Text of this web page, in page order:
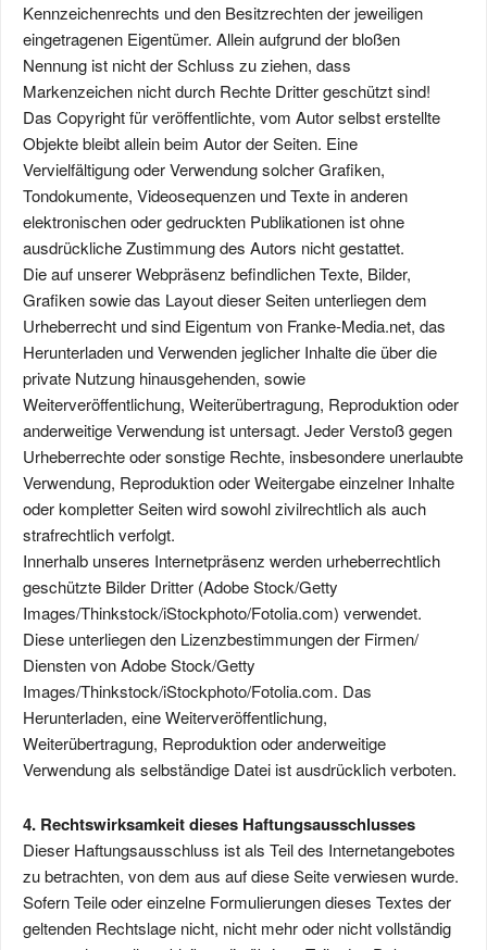
Kennzeichenrechts und den Besitzrechten der jeweiligen
eingetragenen Eigentümer. Allein aufgrund der bloßen
Nennung ist nicht der Schluss zu ziehen, dass
Markenzeichen nicht durch Rechte Dritter geschützt sind!
Das Copyright für veröffentlichte, vom Autor selbst erstellte
Objekte bleibt allein beim Autor der Seiten. Eine
Vervielfältigung oder Verwendung solcher Grafiken,
Tondokumente, Videosequenzen und Texte in anderen
elektronischen oder gedruckten Publikationen ist ohne
ausdrückliche Zustimmung des Autors nicht gestattet.
Die auf unserer Webpräsenz befindlichen Texte, Bilder,
Grafiken sowie das Layout dieser Seiten unterliegen dem
Urheberrecht und sind Eigentum von Franke-Media.net, das
Herunterladen und Verwenden jeglicher Inhalte die über die
private Nutzung hinausgehenden, sowie
Weiterveröffentlichung, Weiterübertragung, Reproduktion oder
anderweitige Verwendung ist untersagt. Jeder Verstoß gegen
Urheberrechte oder sonstige Rechte, insbesondere unerlaubte
Verwendung, Reproduktion oder Weitergabe einzelner Inhalte
oder kompletter Seiten wird sowohl zivilrechtlich als auch
strafrechtlich verfolgt.
Innerhalb unseres Internetpräsenz werden urheberrechtlich
geschützte Bilder Dritter (Adobe Stock/Getty
Images/Thinkstock/iStockphoto/Fotolia.com) verwendet.
Diese unterliegen den Lizenzbestimmungen der Firmen/
Diensten von Adobe Stock/Getty
Images/Thinkstock/iStockphoto/Fotolia.com. Das
Herunterladen, eine Weiterveröffentlichung,
Weiterübertragung, Reproduktion oder anderweitige
Verwendung als selbständige Datei ist ausdrücklich verboten.
4. Rechtswirksamkeit dieses Haftungsausschlusses
Dieser Haftungsausschluss ist als Teil des Internetangebotes
zu betrachten, von dem aus auf diese Seite verwiesen wurde.
Sofern Teile oder einzelne Formulierungen dieses Textes der
geltenden Rechtslage nicht, nicht mehr oder nicht vollständig